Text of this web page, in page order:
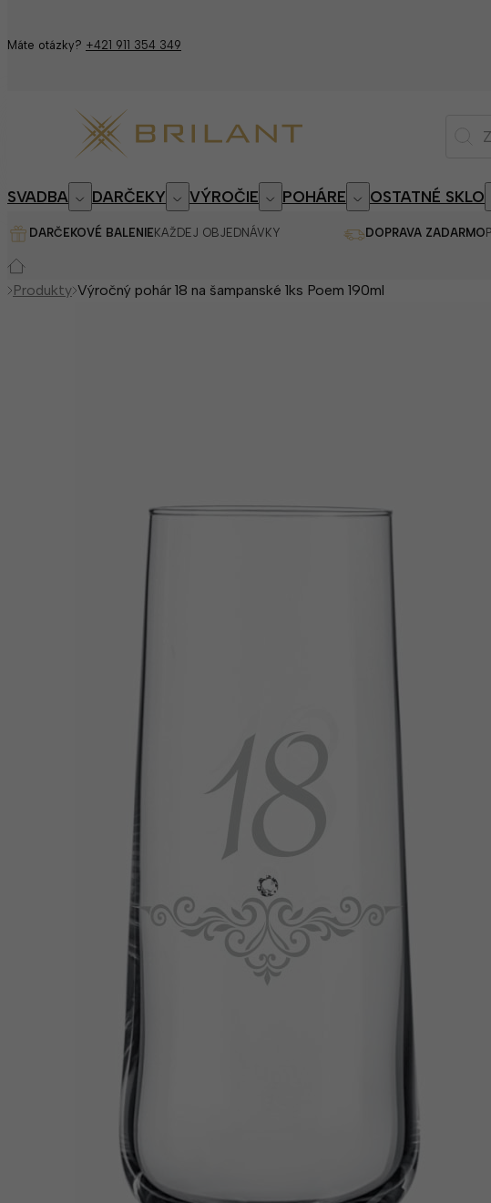
Máte otázky? +421 911 354 349
SVADBA DARČEKY VÝROČIE POHÁRE OSTATNÉ SKLO
DARČEKOVÉ BALENIEKAŽDEJ OBJEDNÁVKY DOPRAVA ZADARMO
Produkty Výročný pohár 18 na šampanské 1ks Poem 190ml